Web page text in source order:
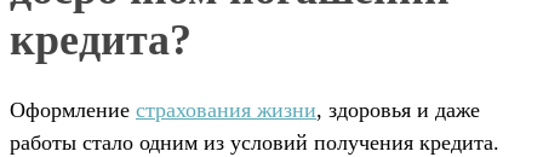
кредита?
Оформление страхования жизни, здоровья и даже
работы стало одним из условий получения кредита.